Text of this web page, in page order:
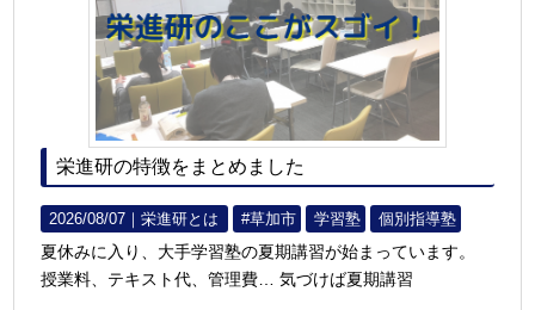
栄進研の特徴をまとめました
2026/08/07｜栄進研とは #草加市 学習塾 個別指導塾
夏休みに入り、大手学習塾の夏期講習が始まっています。
授業料、テキスト代、管理費… 気づけば夏期講習